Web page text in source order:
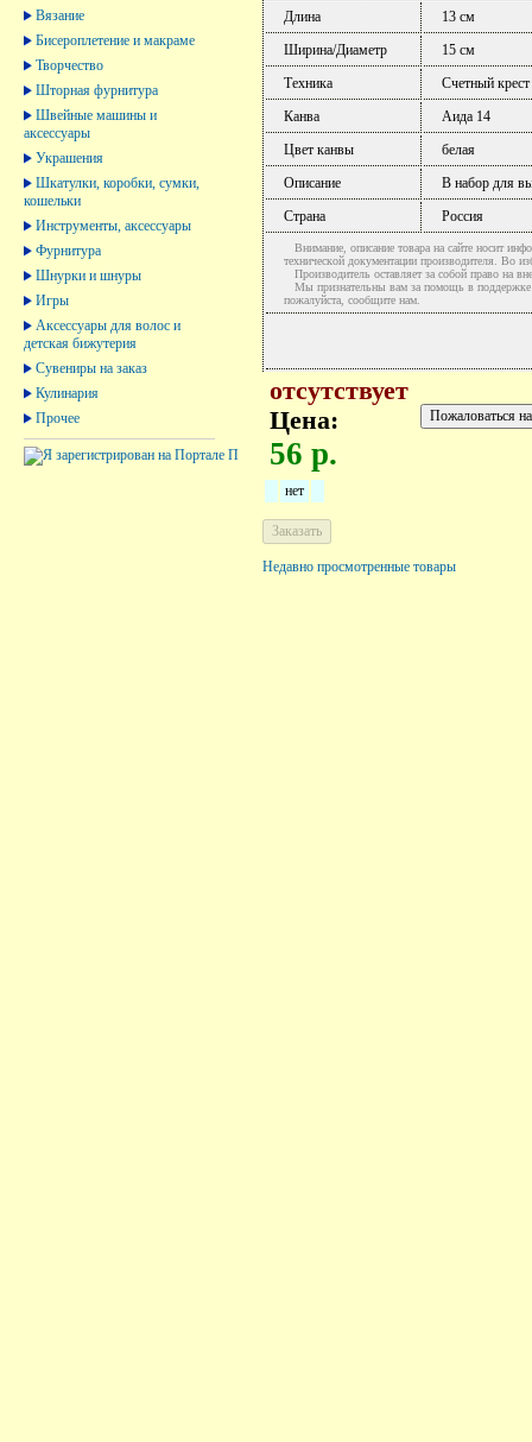
Вязание
Бисероплетение и макраме
Творчество
Шторная фурнитура
Швейные машины и
аксессуары
Украшения
Шкатулки, коробки, сумки,
кошельки
Инструменты, аксессуары
Фурнитура
Шнурки и шнуры
Игры
Аксессуары для волос и
детская бижутерия
Сувениры на заказ
Кулинария
Прочее
Длина
13 см
Ширина/Диаметр
15 см
Техника
Счетный крест
Канва
Аида 14
Цвет канвы
белая
Описание
В набор для
Страна
Россия
Внимание, описание товара на сайте носит
технической документации производителя. Во
Производитель оставляет за собой право на
Мы признательны вам за помощь в поддержке
пожалуйста, сообщите нам.
отсутствует
Цена:
56 р.
нет
Недавно просмотренные товары